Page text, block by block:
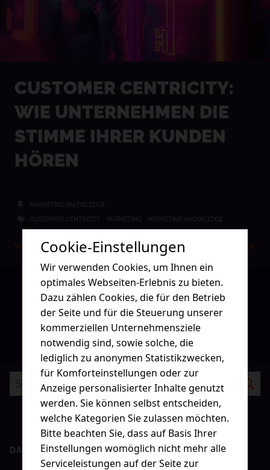
CUSTOMER CENTRICITY:
WIE UNTERNEHMEN DIE
STIMME IHRER KUNDEN
HÖREN
MARKETING KNOWLEDGE
CUSTOMER CENTRICITY MARKETING MARKETING KNOWLEDGE
VANESSA SCHMIDT 21.11.2024
12 3…5Weiter
DAS NEUSTE
Cookie-Einstellungen
Wir verwenden Cookies, um Ihnen ein
optimales Webseiten-Erlebnis zu bieten.
Dazu zählen Cookies, die für den Betrieb
der Seite und für die Steuerung unserer
kommerziellen Unternehmensziele
notwendig sind, sowie solche, die
lediglich zu anonymen Statistikzwecken,
für Komforteinstellungen oder zur
Anzeige personalisierter Inhalte genutzt
werden. Sie können selbst entscheiden,
welche Kategorien Sie zulassen möchten.
Bitte beachten Sie, dass auf Basis Ihrer
Einstellungen womöglich nicht mehr alle
Serviceleistungen auf der Seite zur